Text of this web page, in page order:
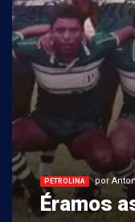
PETROLINA por
Éramos